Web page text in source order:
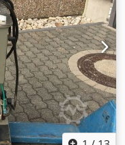
Motoren je: 2,2
170 mm
vertikale
Abmessungen
600 kg